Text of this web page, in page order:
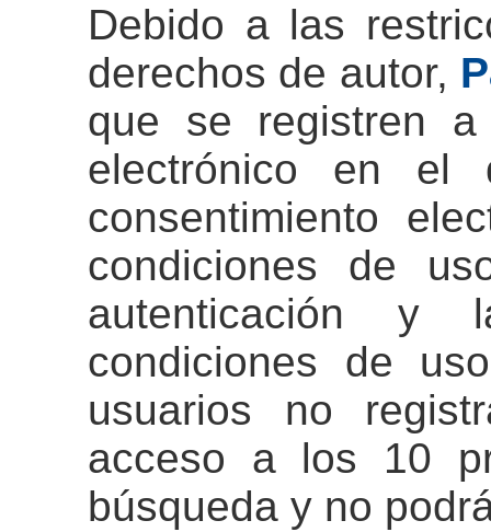
Debido a las
derechos de autor,
que se registren
electrónico en
consentimiento
condiciones de
autenticación y
condiciones de
usuarios no
acceso a los 10
búsqueda y no